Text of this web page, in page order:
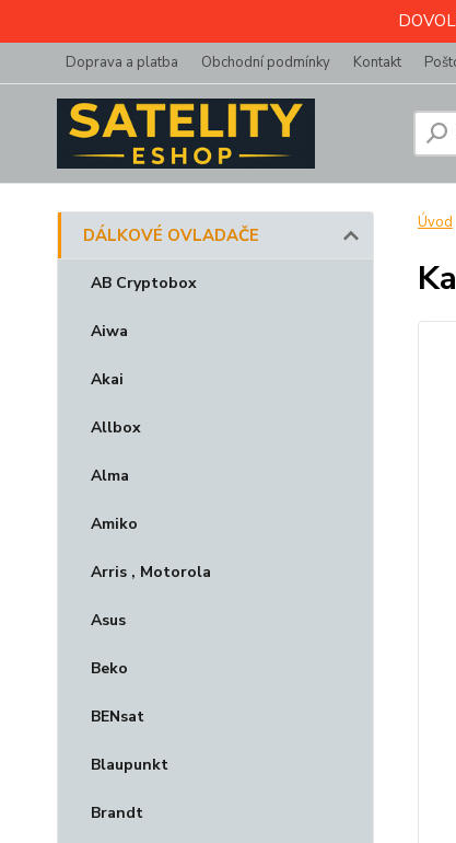
Doprava a platba Obchodní podmínky Kontakt
DÁLKOVÉ OVLADAČE
AB Cryptobox
Aiwa
Akai
Allbox
Alma
Amiko
Arris , Motorola
Asus
Beko
BENsat
Blaupunkt
Brandt
Úvod